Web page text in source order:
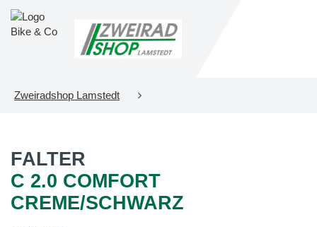
Zweiradshop Lamstedt
FALTER
C 2.0 COMFORT
CREME/SCHWARZ